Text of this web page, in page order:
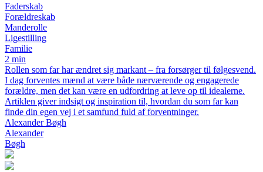
Faderskab
Forældreskab
Manderolle
Ligestilling
Familie
2 min
Rollen som far har ændret sig markant – fra forsørger til følgesvend.
I dag forventes mænd at være både nærværende og engagerede
forældre, men det kan være en udfordring at leve op til idealerne.
Artiklen giver indsigt og inspiration til, hvordan du som far kan
finde din egen vej i et samfund fuld af forventninger.
Alexander Bøgh
Alexander
Bøgh